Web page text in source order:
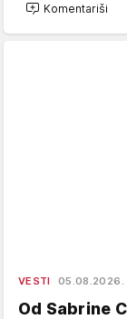
Komentariši
VESTI 05.08.2026.
Od Sabrine